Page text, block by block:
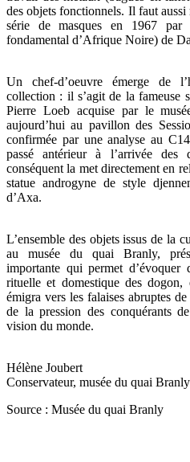
des objets fonctionnels. Il faut
série de masques en 1967
fondamental d’Afrique Noire) de
Un chef-d’oeuvre émerge de
collection : il s’agit de la fameuse
Pierre Loeb acquise par le
aujourd’hui au pavillon des
confirmée par une analyse au
passé antérieur à l’arrivée
conséquent la met directement en
statue androgyne de style
d’Axa.
L’ensemble des objets issus de la
au musée du quai Branly,
importante qui permet
rituelle et domestique des dogon,
émigra vers les falaises abruptes
de la pression des conquérants
vision du monde.
Hélène Joubert
Conservateur, musée du quai Branly
Source : Musée du quai Branly